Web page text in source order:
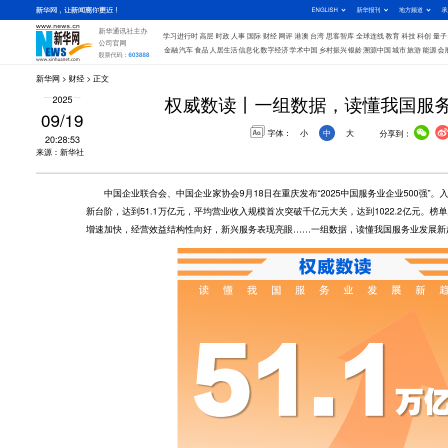
ENGLISH 新华报刊 地方频道
新华通讯社主办
公司官网
股票代码： 603888
学习进行时 高层 时政 人事 国际 财经 网评 港澳 台湾 思客智库 全球连线 教育 科技 科创 量子
金融 汽车 食品 人居生活信息化数字经济学术中国 乡村振兴银龄溯源中国 城市旅游 能源 会
新华网 > 财经 > 正文
2025
09/19
20:28:53
来源：新华社
权威数读丨一组数据，读懂我国服
字体： 小 中 大 分享到：
中国企业联合会、中国企业家协会9月18日在重庆发布“2025中国服务业企业500强”。
新台阶，达到51.1万亿元，平均营业收入规模首次突破千亿元大关，达到1022.2亿元。榜
增速加快，经营效益结构性向好，新兴服务表现亮眼……一组数据，读懂我国服务业发展新